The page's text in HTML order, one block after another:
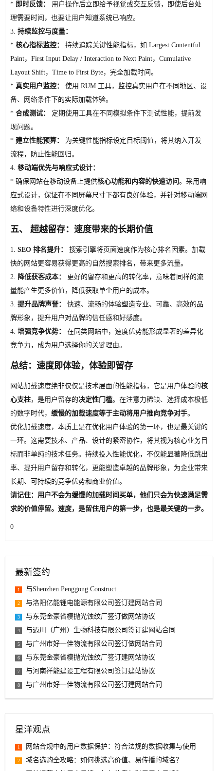
* 即时反馈：
用户操作后立即给予视觉或交互反馈，即使后台处
理需要时间，也要让用户知道系统已响应。
3. 持续监控与度量：
* 核心指标监控：
持续追踪关键性能指标，如 Largest Contentful
Paint，First Input Delay / Interaction to Next Paint，Cumulative
Layout Shift，Time to First Byte，完全加载时间。
* 真实用户监控：
使用 RUM 工具，监控真实用户在不同地区、设
备、网络条件下的实际加载体验。
* 合成测试：
定期使用工具在不同模拟条件下测试性能，提前发
现问题。
* 建立性能预算：
为关键性能指标设定目标阈值，将其纳入开发
流程，防止性能回归。
4. 移动端优先与响应式设计：
* 确保网站在移动设备上提供核心功能和内容的快速访问 。采用响
应式设计，保证在不同屏幕尺寸下都有良好体验，并针对移动端网
络和设备特性进行深度优化。
五、 超越留存：速度带来的长期价值
1. SEO 排名提升：
搜索引擎将页面速度作为核心排名因素。加载
快的网站更容易获得更高的自然搜索排名，带来更多流量。
2. 降低获客成本：
更好的留存和更高的转化率，意味着同样的流
量能产生更多价值，降低获取单个用户的成本。
3. 提升品牌声誉：
快速、流畅的体验塑造专业、可靠、高效的品
牌形象，提升用户对品牌的信任感和好感度。
4. 增强竞争优势：
在同类网站中，速度优势能形成显著的差异化
竞争力，成为用户选择你的关键理由。
总结：速度即体验，体验即留存
网站加载速度绝非仅仅是技术层面的性能指标，它是用户体验的核
心支柱，是用户留存的决定性门槛。在注意力稀缺、选择成本极低
的数字时代， 缓慢的加载速度等于主动将用户推向竞争对手。
优化加载速度，本质上是在优化用户体验的第一环，也是最关键的
一环。这需要技术、产品、设计的紧密协作，将其视为核心业务目
标而非单纯的技术任务。持续投入性能优化，不仅能显著降低跳出
率、提升用户留存和转化，更能塑造卓越的品牌形象，为企业带来
长期、可持续的竞争优势和商业价值。
请记住：用户不会为缓慢的加载时间买单，他们只会为快速满足需
求的价值停留。速度，是留住用户的第一步，也是最关键的一步。
0
最新签约
1 与Shenzhen Penggong Construct...
2 与洛阳亿能锂电能源有限公司签订建网站合同
3 与东莞金豪省模抛光蚀纹厂签订做网站协议
4 与迈川（广州）生物科技有限公司签订建网站合同
5 与广州市好一佳物流有限公司签订做网站合同
6 与东莞金豪省模抛光蚀纹厂签订建网站协议
7 与河南祥能建设工程有限公司签订建站协议
8 与广州市好一佳物流有限公司签订建网站合同
星洋观点
1 网站合规中的用户数据保护：符合法规的数据收集与使用
2
域名选购全攻略：如何挑选高价值、易传播的域名？